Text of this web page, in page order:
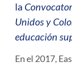
la
Unidos y
educación
En el 2017,